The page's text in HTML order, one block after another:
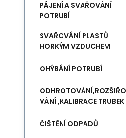
PÁJENÍ A SVAŘOVÁNÍ
POTRUBÍ
SVAŘOVÁNÍ PLASTŮ
HORKÝM VZDUCHEM
OHÝBÁNÍ POTRUBÍ
ODHROTOVÁNÍ,ROZŠIŘO
VÁNÍ ,KALIBRACE TRUBEK
ČIŠTĚNÍ ODPADŮ